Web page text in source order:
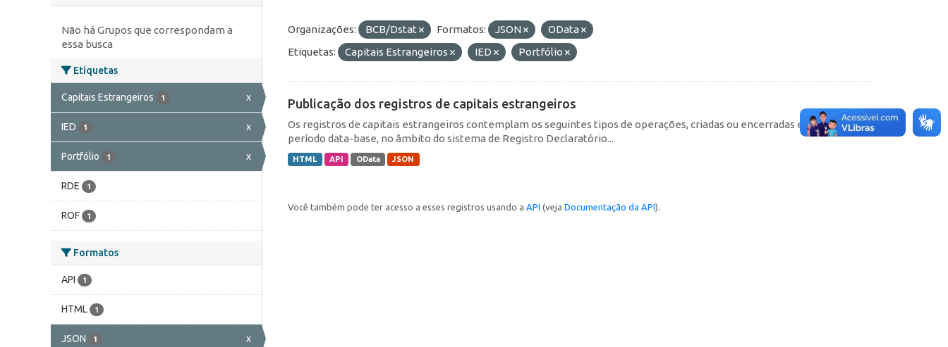
Não há Grupos que correspondam a
essa busca
Etiquetas
Capitais Estrangeiros 1 x
IED 1 x
Portfólio 1 x
RDE 1
ROF 1
Formatos
API 1
HTML 1
JSON 1 x
Organizações: BCB/Dstat Formatos: JSON
OData
Etiquetas:
Capitais Estrangeiros IED Portfólio
Publicação dos registros de capitais estrangeiros
Os registros de capitais estrangeiros contemplam os seguintes tipos de operações, criadas ou encerradas em cada
período data-base, no âmbito do sistema de Registro Declaratório...
HTML API OData JSON
Você também pode ter acesso a esses registros usando a API (veja Documentação da API).